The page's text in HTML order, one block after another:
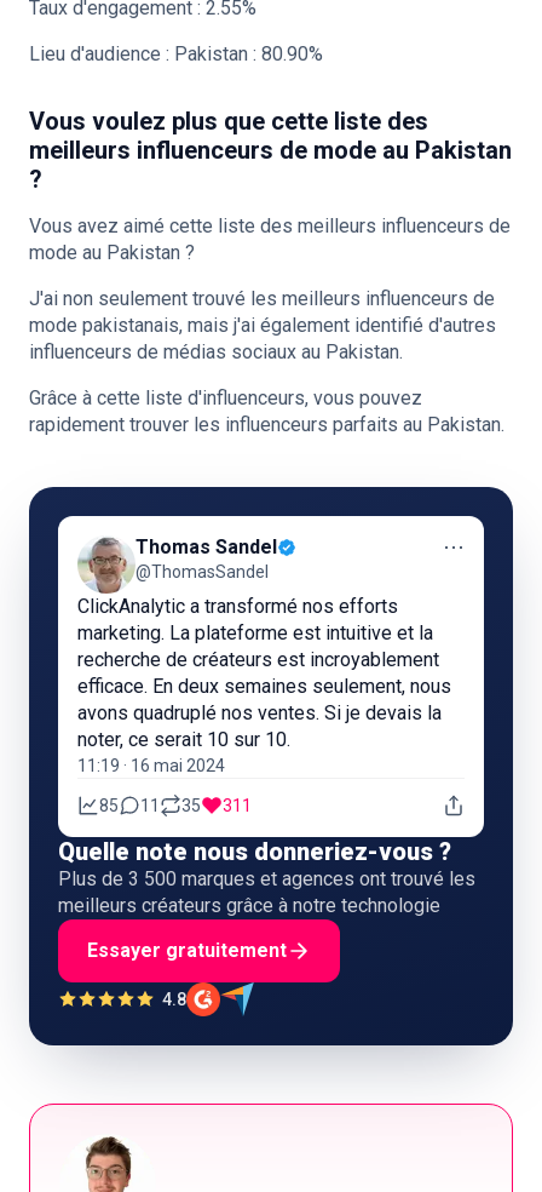
Taux d'engagement : 2.55%
Lieu d'audience : Pakistan : 80.90%
Vous voulez plus que cette liste des
meilleurs influenceurs de mode au Pakistan
?
Vous avez aimé cette liste des meilleurs influenceurs de
mode au Pakistan ?
J'ai non seulement trouvé les meilleurs influenceurs de
mode pakistanais, mais j'ai également identifié d'autres
influenceurs de médias sociaux au Pakistan.
Grâce à cette liste d'influenceurs, vous pouvez
rapidement trouver les influenceurs parfaits au Pakistan.
Thomas Sandel
@ThomasSandel
⋯
ClickAnalytic a transformé nos efforts
marketing. La plateforme est intuitive et la
recherche de créateurs est incroyablement
efficace. En deux semaines seulement, nous
avons quadruplé nos ventes. Si je devais la
noter, ce serait 10 sur 10.
11:19 · 16 mai 2024
85 11 35 311
Quelle note nous donneriez-vous ?
Plus de 3 500 marques et agences ont trouvé les
meilleurs créateurs grâce à notre technologie
Essayer gratuitement
4.8